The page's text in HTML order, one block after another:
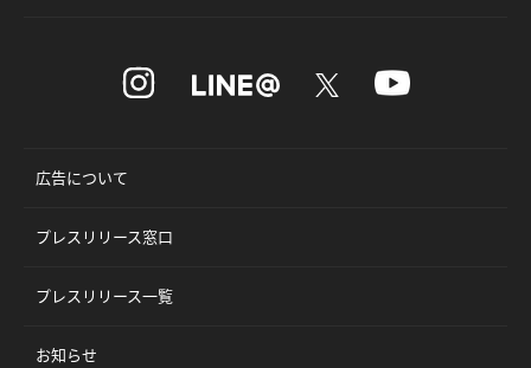
広告について
プレスリリース窓口
プレスリリース一覧
お知らせ